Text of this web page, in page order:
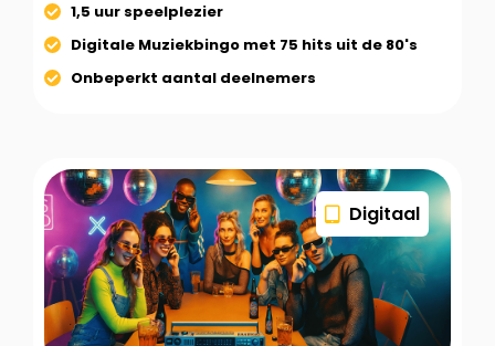
1,5 uur speelplezier
Digitale Muziekbingo met 75 hits uit de 80's
Onbeperkt aantal deelnemers
Digitaal